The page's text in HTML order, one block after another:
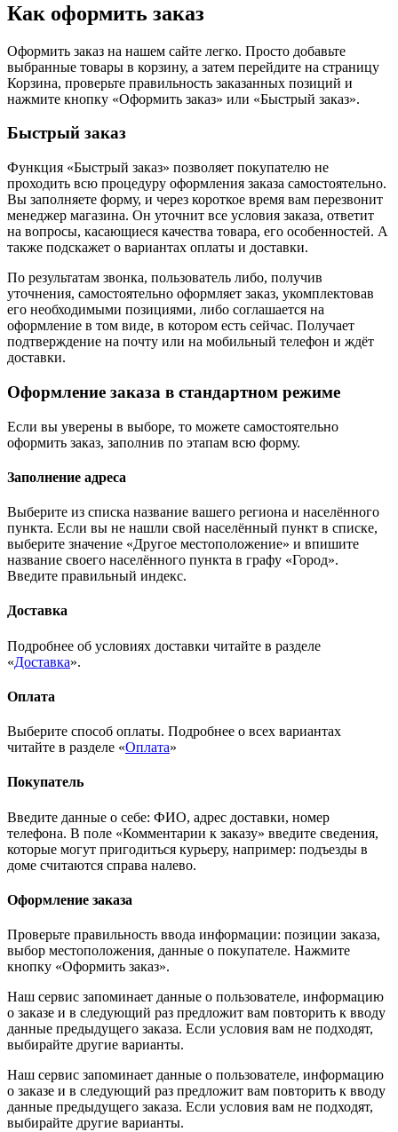
Как оформить заказ
Оформить заказ на нашем сайте легко. Просто добавьте
выбранные товары в корзину, а затем перейдите на страницу
Корзина, проверьте правильность заказанных позиций и
нажмите кнопку «Оформить заказ» или «Быстрый заказ».
Быстрый заказ
Функция «Быстрый заказ» позволяет покупателю не
проходить всю процедуру оформления заказа самостоятельно.
Вы заполняете форму, и через короткое время вам перезвонит
менеджер магазина. Он уточнит все условия заказа, ответит
на вопросы, касающиеся качества товара, его особенностей. А
также подскажет о вариантах оплаты и доставки.
По результатам звонка, пользователь либо, получив
уточнения, самостоятельно оформляет заказ, укомплектовав
его необходимыми позициями, либо соглашается на
оформление в том виде, в котором есть сейчас. Получает
подтверждение на почту или на мобильный телефон и ждёт
доставки.
Оформление заказа в стандартном режиме
Если вы уверены в выборе, то можете самостоятельно
оформить заказ, заполнив по этапам всю форму.
Заполнение адреса
Выберите из списка название вашего региона и населённого
пункта. Если вы не нашли свой населённый пункт в списке,
выберите значение «Другое местоположение» и впишите
название своего населённого пункта в графу «Город».
Введите правильный индекс.
Доставка
Подробнее об условиях доставки читайте в разделе
«Доставка».
Оплата
Выберите способ оплаты. Подробнее о всех вариантах
читайте в разделе «Оплата»
Покупатель
Введите данные о себе: ФИО, адрес доставки, номер
телефона. В поле «Комментарии к заказу» введите сведения,
которые могут пригодиться курьеру, например: подъезды в
доме считаются справа налево.
Оформление заказа
Проверьте правильность ввода информации: позиции заказа,
выбор местоположения, данные о покупателе. Нажмите
кнопку «Оформить заказ».
Наш сервис запоминает данные о пользователе, информацию
о заказе и в следующий раз предложит вам повторить к вводу
данные предыдущего заказа. Если условия вам не подходят,
выбирайте другие варианты.
Наш сервис запоминает данные о пользователе, информацию
о заказе и в следующий раз предложит вам повторить к вводу
данные предыдущего заказа. Если условия вам не подходят,
выбирайте другие варианты.